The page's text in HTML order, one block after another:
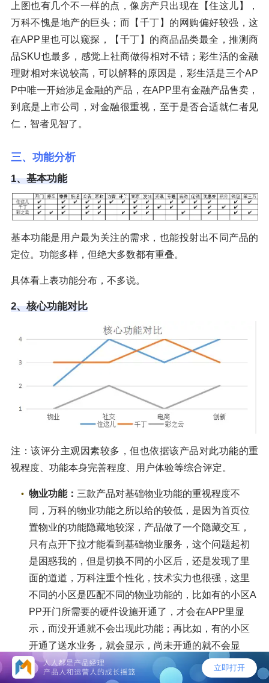
上图也有几个不一样的点，像房产只出现在【住这儿】，
万科不愧是地产的巨头；而【千丁】的网购偏好较强，这
在APP里也可以窥探，【千丁】的商品品类最全，推测商
品SKU也最多，感觉上社商做得相对不错；彩生活的金融
理财相对来说较高，可以解释的原因是，彩生活是三个AP
P中唯一开始涉足金融的产品，在APP里有金融产品售卖，
到底是上市公司，对金融很重视，至于是否合适就仁者见
仁，智者见智了。
三、功能分析
1、基本功能
基本功能是用户最为关注的需求，也能投射出不同产品的
定位。功能多样，但绝大多数都有重叠。
具体看上表功能分布，不多说。
2、核心功能对比
注：该评分主观因素较多，但也依据该产品对此功能的重
视程度、功能本身完善程度、用户体验等综合评定。
物业功能： 三款产品对基础物业功能的重视程度不
同，万科的物业功能之所以给的较低，是因为首页位
置物业的功能隐藏地较深，产品做了一个隐藏交互，
只有点开下拉才能看到基础物业服务，这个问题起初
是困惑我的，但是切换不同的小区后，还是发现了里
面的道道，万科注重个性化，技术实力也很强，这里
不同的小区是匹配不同的物业功能的，比如有的小区A
PP开门所需要的硬件设施开通了，才会在APP里显
示，而没开通就不会出现此功能；再比如，有的小区
开通了送水业务，就会显示，尚未开通的就不会显
示。所以这个下拉的按钮就可以理解了，应该是一个
触发，以让后台系统识别出不同小区已经开通的服务